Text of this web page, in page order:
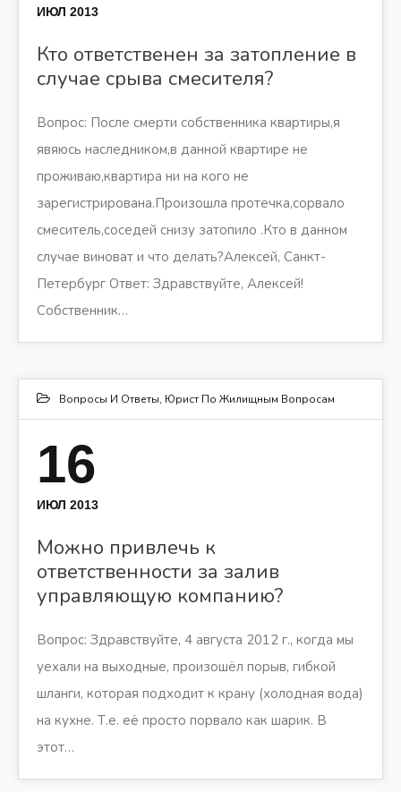
ИЮЛ 2013
Кто ответственен за затопление в
случае срыва смесителя?
Вопрос: После смерти собственника квартиры,я
явяюсь наследником,в данной квартире не
проживаю,квартира ни на кого не
зарегистрирована.Произошла протечка,сорвало
смеситель,соседей снизу затопило .Кто в данном
случае виноват и что делать?Алексей, Санкт-
Петербург Ответ: Здравствуйте, Алексей!
Собственник…
Вопросы И Ответы, Юрист По Жилищным Вопросам
16
ИЮЛ 2013
Можно привлечь к
ответственности за залив
управляющую компанию?
Вопрос: Здравствуйте, 4 августа 2012 г., когда мы
уехали на выходные, произошёл порыв, гибкой
шланги, которая подходит к крану (холодная вода)
на кухне. Т.е. её просто порвало как шарик. В
этот…